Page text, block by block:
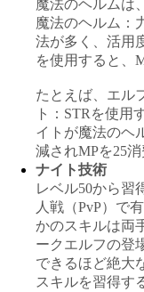
魔法のヘルムは
魔法のヘルム：
法が多く、活用
を使用すると、
たとえば、エル
ト：STRを使用
イトが魔法のヘ
減されMPを25消
ナイト技術
レベル50から習
人戦（PvP）で
かのスキルは両
ークエルフの登
できるほど絶大
スキルを習得す